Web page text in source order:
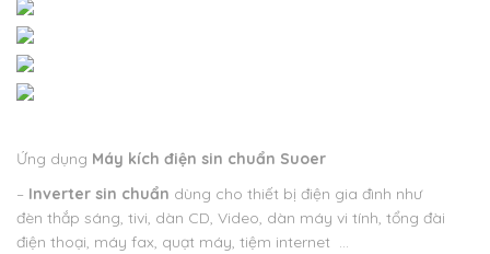
Ứng dụng Máy kích điện sin chuẩn Suoer
– Inverter sin chuẩn dùng cho thiết bị điện gia đình như
đèn thắp sáng, tivi, dàn CD, Video, dàn máy vi tính, tổng đài
điện thoại, máy fax, quạt máy, tiệm internet …